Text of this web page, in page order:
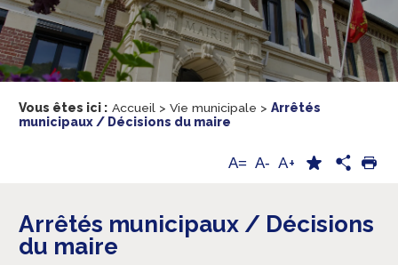
Vous êtes ici : Accueil > Vie municipale > Arrêtés
municipaux / Décisions du maire
A= A- A+
Arrêtés municipaux / Décisions
du maire